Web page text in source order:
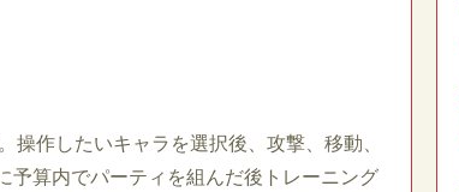
操作したいキャラを選択後、攻撃、移動、
予算内でパーティを組んだ後トレーニング